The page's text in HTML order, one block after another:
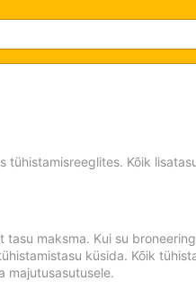
tühistamisreeglites. Kõik
maksma. Kui su
küsida. Kõik
majutusasutusele.